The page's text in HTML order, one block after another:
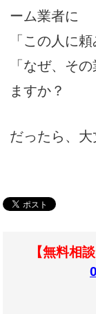
ーム業者に
「この人に
「なぜ、そ
ますか？
だったら、大
【無料相談